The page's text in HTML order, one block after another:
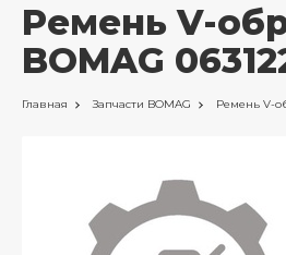
Ремень V-
BOMAG
Главная Запчасти BOMAG Ремень V-